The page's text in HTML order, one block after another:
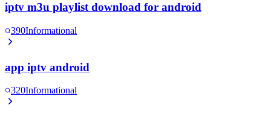
iptv m3u playlist download for android
390Informational
app iptv android
320Informational